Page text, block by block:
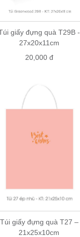
giấy đựng quà T29B -
27x20x11cm
20,000 đ
Túi giấy đựng quà T27 –
21x25x10cm